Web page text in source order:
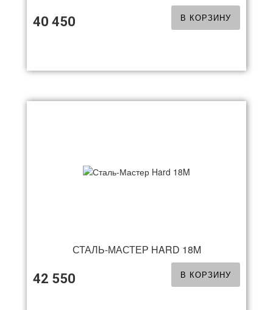
40 450 В КОРЗИНУ
СТАЛЬ-МАСТЕР HARD 18M
42 550 В КОРЗИНУ